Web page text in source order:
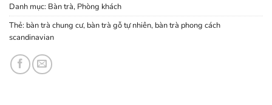
Danh mục: Bàn trà, Phòng khách
Thẻ: bàn trà chung cư, bàn trà gỗ tự nhiên, bàn trà phong cách
scandinavian